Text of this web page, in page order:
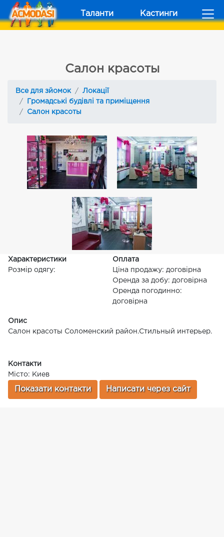
Таланти Кастинги
Салон красоты
Все для зйомок
Локації
Громадські будівлі та приміщення
Салон красоты
Характеристики
Розмір одягу:
Оплата
Ціна продажу: договірна
Оренда за добу: договірна
Оренда погодинно:
договірна
Опис
Салон красоты Соломенский район.Стильный интерьер.
Контакти
Місто: Киев
Показати контакти Написати через сайт